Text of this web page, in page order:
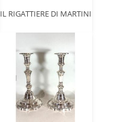
IL RIGATTIERE DI MARTINI